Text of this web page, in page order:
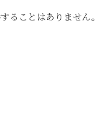
ることはありません。